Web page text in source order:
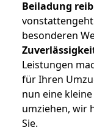
Beiladung
besonderen
Leistungen
für Ihren
nun eine
umziehen, wir
Sie.